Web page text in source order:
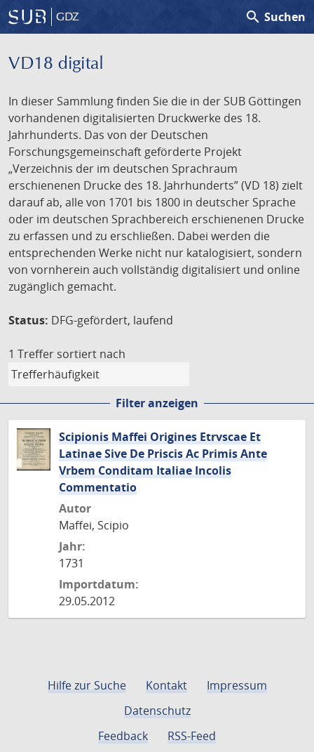
GDZ search Suchen
VD18 digital
In dieser Sammlung finden Sie die in der SUB Göttingen
vorhandenen digitalisierten Druckwerke des 18.
Jahrhunderts. Das von der Deutschen
Forschungsgemeinschaft geförderte Projekt
„Verzeichnis der im deutschen Sprachraum
erschienenen Drucke des 18. Jahrhunderts” (VD 18) zielt
darauf ab, alle von 1701 bis 1800 in deutscher Sprache
oder im deutschen Sprachbereich erschienenen Drucke
zu erfassen und zu erschließen. Dabei werden die
entsprechenden Werke nicht nur katalogisiert, sondern
von vornherein auch vollständig digitalisiert und online
zugänglich gemacht.
Status: DFG-gefördert, laufend
1 Treffer sortiert nach
Filter anzeigen
Scipionis Maffei Origines Etrvscae Et
Latinae Sive De Priscis Ac Primis Ante
Vrbem Conditam Italiae Incolis
Commentatio
Autor
Maffei, Scipio
Jahr:
1731
Importdatum:
29.05.2012
Hilfe zur Suche Kontakt
Impressum
Datenschutz
Feedback
RSS-Feed